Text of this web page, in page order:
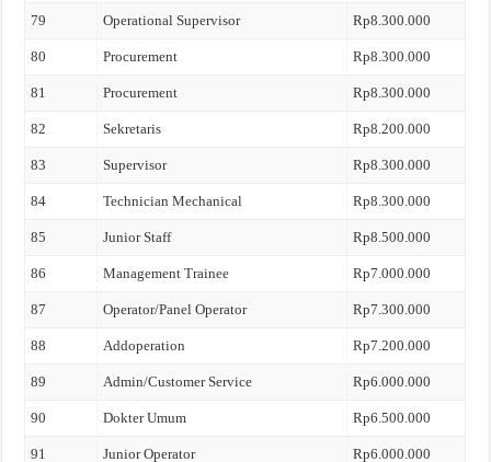
79 Operational Supervisor Rp8.300.000
80 Procurement Rp8.300.000
81 Procurement Rp8.300.000
82 Sekretaris Rp8.200.000
83 Supervisor Rp8.300.000
84 Technician Mechanical Rp8.300.000
85 Junior Staff Rp8.500.000
86 Management Trainee Rp7.000.000
87 Operator/Panel Operator Rp7.300.000
88 Addoperation Rp7.200.000
89 Admin/Customer Service Rp6.000.000
90 Dokter Umum Rp6.500.000
91 Junior Operator Rp6.000.000